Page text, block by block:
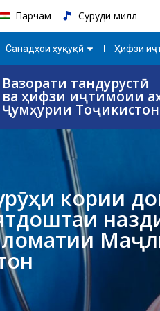
Парчам Суруди миллӣ
Санадҳои ҳуқуқӣ Ҳифзи
Вазорати тандурустӣ
ва ҳифзи иҷтимоии
Ҷумҳурии Тоҷикистон
кории